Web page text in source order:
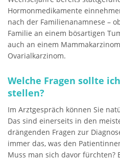
Hormonmedikamente
nach der Familienanamnese –
Familie an einem bösartigen
auch an einem
Ovarialkarzinom.
Welche Fragen sollte
stellen?
Im Arztgespräch können Sie
Das sind einerseits in den
drängenden Fragen zur
immer das, was den
Muss man sich davor fürchten?